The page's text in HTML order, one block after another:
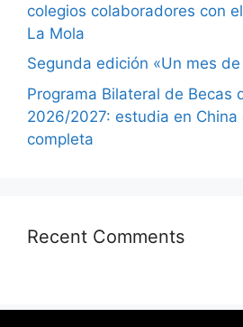
colegios colaboradores con
La Mola
Segunda edición «Un mes
Programa Bilateral de Becas
2026/2027: estudia en China
completa
Recent Comments